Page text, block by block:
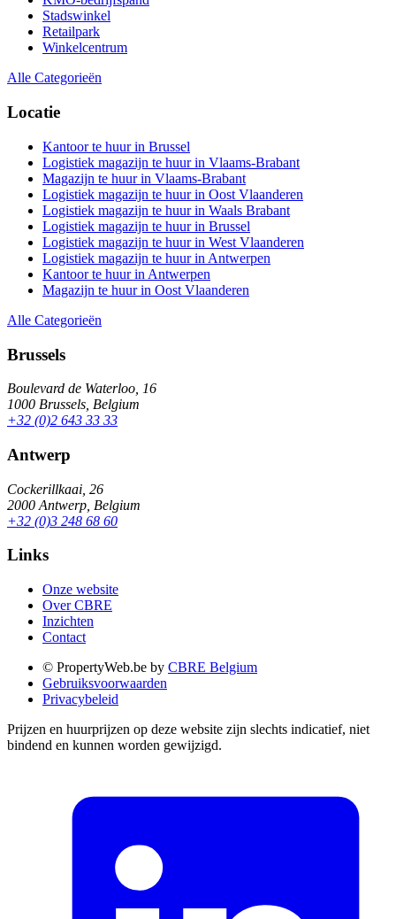
Stadswinkel
Retailpark
Winkelcentrum
Alle Categorieën
Locatie
Kantoor te huur in Brussel
Logistiek magazijn te huur in Vlaams-Brabant
Magazijn te huur in Vlaams-Brabant
Logistiek magazijn te huur in Oost Vlaanderen
Logistiek magazijn te huur in Waals Brabant
Logistiek magazijn te huur in Brussel
Logistiek magazijn te huur in West Vlaanderen
Logistiek magazijn te huur in Antwerpen
Kantoor te huur in Antwerpen
Magazijn te huur in Oost Vlaanderen
Alle Categorieën
Brussels
Boulevard de Waterloo, 16
1000 Brussels, Belgium
+32 (0)2 643 33 33
Antwerp
Cockerillkaai, 26
2000 Antwerp, Belgium
+32 (0)3 248 68 60
Links
Onze website
Over CBRE
Inzichten
Contact
© PropertyWeb.be by CBRE Belgium
Gebruiksvoorwaarden
Privacybeleid
Prijzen en huurprijzen op deze website zijn slechts indicatief, niet
bindend en kunnen worden gewijzigd.